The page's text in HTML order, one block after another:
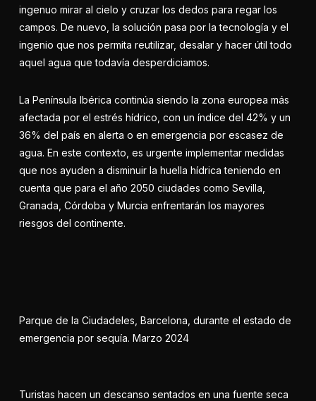
ingenuo mirar al cielo y cruzar los dedos para regar los
campos. De nuevo, la solución pasa por la tecnología y el
ingenio que nos permita reutilizar, desalar y hacer útil todo
aquel agua que todavía desperdiciamos.
La Península Ibérica continúa siendo la zona europea más
afectada por el estrés hídrico, con un índice del 42% y un
36% del país en alerta o en emergencia por escasez de
agua. En este contexto, es urgente implementar medidas
que nos ayuden a disminuir la huella hídrica teniendo en
cuenta que para el año 2050 ciudades como Sevilla,
Granada, Córdoba y Murcia enfrentarán los mayores
riesgos del continente.
Parque de la Ciudadeles, Barcelona, durante el estado de
emergencia por sequía. Marzo 2024
Turistas hacen un descanso sentados en una fuente seca